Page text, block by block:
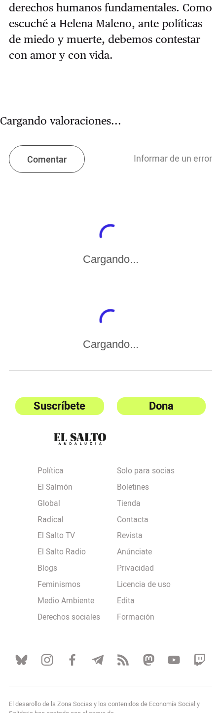
derechos humanos fundamentales. Como
escuché a Helena Maleno, ante políticas
de miedo y muerte, debemos contestar
con amor y con vida.
Cargando valoraciones...
Comentar Informar de un error
Cargando...
Cargando...
Suscríbete Dona
Política
El Salmón
Global
Radical
El Salto TV
El Salto Radio
Blogs
Feminismos
Medio Ambiente
Derechos sociales
Solo para socias
Boletines
Tienda
Contacta
Revista
Anúnciate
Privacidad
Licencia de uso
Edita
Formación
El desarollo de la Zona Socias y los contenidos de Economía Social y